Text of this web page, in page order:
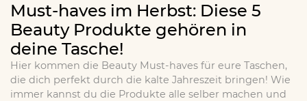
Must-haves im Herbst: Diese 5
Beauty Produkte gehören in
deine Tasche!
Hier kommen die Beauty Must-haves für eure Taschen,
die dich perfekt durch die kalte Jahreszeit bringen! Wie
immer kannst du die Produkte alle selber machen und